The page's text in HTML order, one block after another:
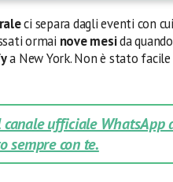
ci separa dagli eventi con
ormai nove mesida quando
a New York. Non è stato
ufficiale WhatsApp
sempre con te.